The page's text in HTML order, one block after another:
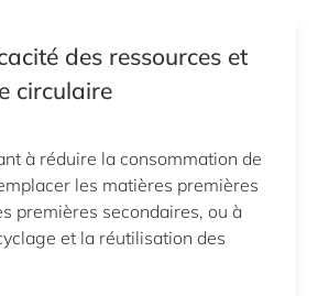
des ressources et
circulaire
à réduire la consommation de
les matières premières
premières secondaires, ou à
et la réutilisation des